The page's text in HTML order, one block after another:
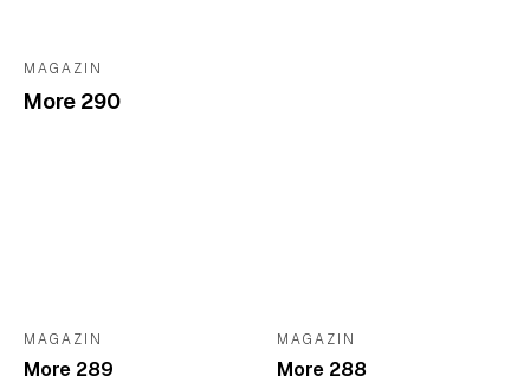
MAGAZIN
More 290
MAGAZIN
More 289
MAGAZIN
More 288